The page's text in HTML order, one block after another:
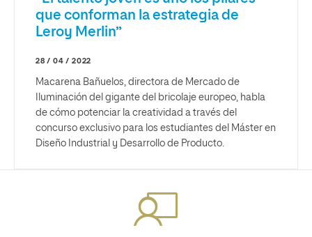
que conforman la estrategia de
Leroy Merlin”
28 / 04 / 2022
Macarena Bañuelos, directora de Mercado de
Iluminación del gigante del bricolaje europeo, habla
de cómo potenciar la creatividad a través del
concurso exclusivo para los estudiantes del Máster en
Diseño Industrial y Desarrollo de Producto.